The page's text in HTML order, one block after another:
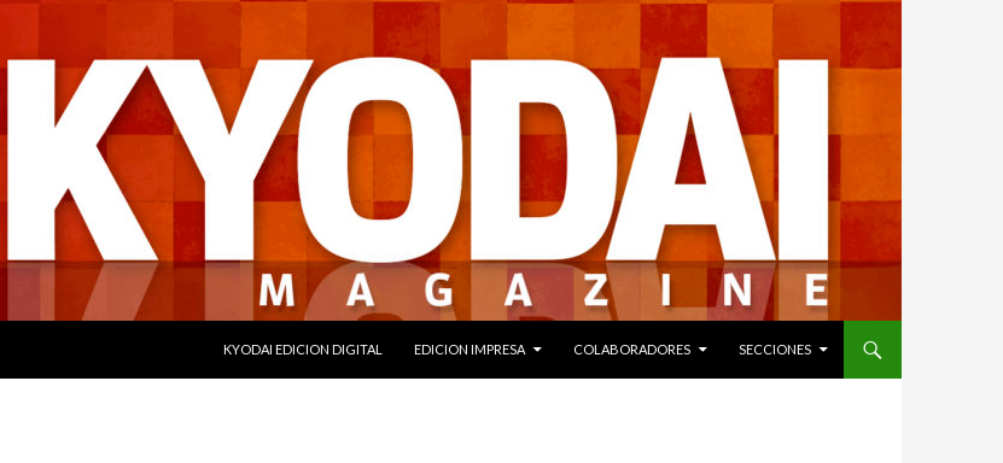
KYODAI EDICION DIGITAL
EDICION IMPRESA COLABORADORES SECCIONES